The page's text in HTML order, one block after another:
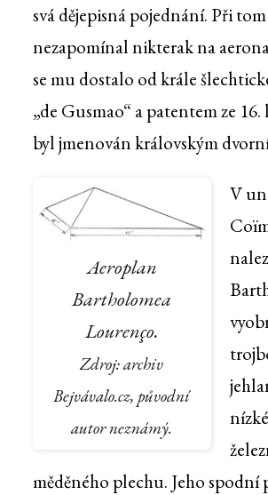
svá dějepisná pojednání. Při
nezapomínal nikterak na
se mu dostalo od krále
„de Gusmao“ a patentem ze
byl jmenován královským
Aeroplan
Bartholomea
Lourenço.
Zdroj: archiv
Bejvávalo.cz, původní
autor neznámý.
V
měděného plechu. Jeho